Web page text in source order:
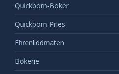
Quickborn-Böker
Quickborn-Pries
Ehrenliddmaten
Bökerie